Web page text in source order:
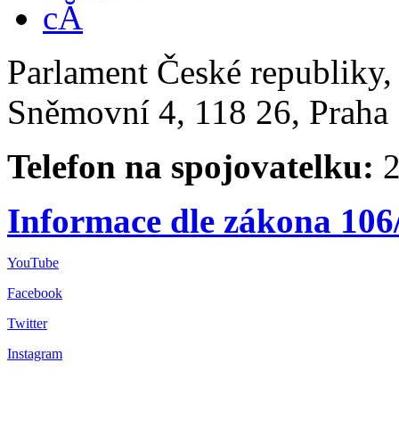
Parlament České
Sněmovní 4, 118 26,
Telefon na spojovatelku:
Informace dle zákona
YouTube
Facebook
Twitter
Instagram